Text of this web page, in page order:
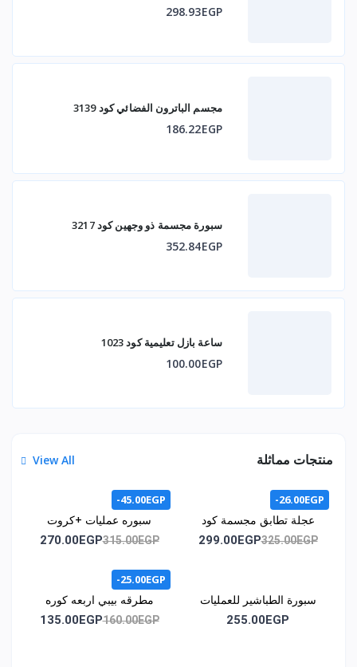
298.93EGP
مجسم الباترون الفضائي كود 3139
186.22EGP
سبورة مجسمة ذو وجهين كود 3217
352.84EGP
ساعة بازل تعليمية كود 1023
100.00EGP
منتجات مماثلة View All
-26.00EGP
عجلة تطابق مجسمة كود
1071325.00EGP
299.00EGP
-45.00EGP
سبوره عمليات +كروت
اشكال هندسيه +كروت /
315.00EGP
270.00EGP
سبورة الطباشير للعمليات
الحسابية كود 1014
255.00EGP
-25.00EGP
مطرقه بيبي اربعه كوره
كود 1015
160.00EGP
135.00EGP